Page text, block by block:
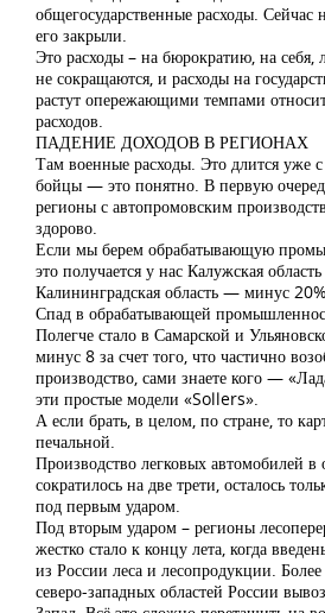
общегосударственные расходы. Сейчас
его закрыли.
Это расходы – на бюрократию, на
не сокращаются, и расходы на
растут опережающими темпами
расходов.
ПАДЕНИЕ ДОХОДОВ В РЕГИОНАХ
Там военные расходы. Это длится уже
бойцы — это понятно. В первую
регионы с автопромовским
здорово.
Если мы берем обрабатывающую
это получается у нас Калужская
Калининградская область — минус
Спад в обрабатывающей
Полегче стало в Самарской и
минус 8 за счет того, что частично
производство, сами знаете кого —
эти простые модели «Sollers».
А если брать, в целом, по стране, то
печальной.
Производство легковых автомобилей в
сократилось на две трети, осталось
под первым ударом.
Под вторым ударом – регионы
жестко стало к концу лета, когда
из России леса и лесопродукции.
северо-западных областей России